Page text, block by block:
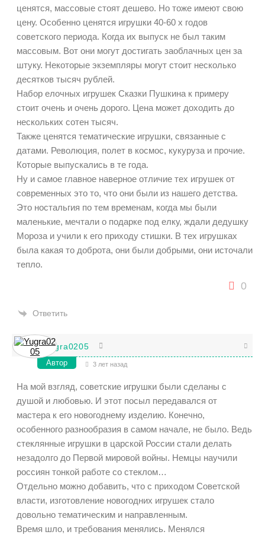
ценятся, массовые стоят дешево. Но тоже имеют свою
цену. Особенно ценятся игрушки 40-60 х годов
советского периода. Когда их выпуск не был таким
массовым. Вот они могут достигать заоблачных цен за
штуку. Некоторые экземпляры могут стоит несколько
десятков тысяч рублей.
Набор елочных игрушек Сказки Пушкина к примеру
стоит очень и очень дорого. Цена может доходить до
нескольких сотен тысяч.
Также ценятся тематические игрушки, связанные с
датами. Революция, полет в космос, кукуруза и прочие.
Которые выпускались в те года.
Ну и самое главное наверное отличие тех игрушек от
современных это то, что они были из нашего детства.
Это ностальгия по тем временам, когда мы были
маленькие, мечтали о подарке под елку, ждали дедушку
Мороза и учили к его приходу стишки. В тех игрушках
была какая то доброта, они были добрыми, они источали
тепло.
0
Ответить
Yugra0205
Автор 3 лет назад
На мой взгляд, советские игрушки были сделаны с
душой и любовью. И этот посыл передавался от
мастера к его новогоднему изделию. Конечно,
особенного разнообразия в самом начале, не было. Ведь
стеклянные игрушки в царской России стали делать
незадолго до Первой мировой войны. Немцы научили
россиян тонкой работе со стеклом…
Отдельно можно добавить, что с приходом Советской
власти, изготовление новогодних игрушек стало
довольно тематическим и направленным.
Время шло, и требования менялись. Менялся